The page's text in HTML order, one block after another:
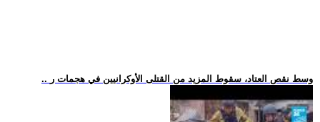
.. وسط نقص العتاد، سقوط المزيد من القتلى الأوكرانيين في هجمات ر